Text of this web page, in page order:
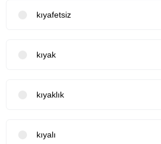
kıyafetsiz
kıyak
kıyaklık
kıyalı